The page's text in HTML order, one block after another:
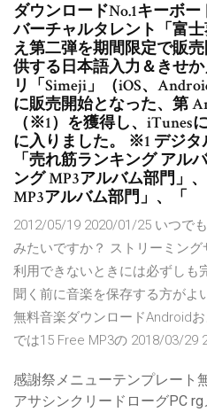
ダウンロードNo.1キーボー
バーチャルタレント「富
え第二弾を期間限定で販
供する日本語入力＆きせ
リ「Simeji」（iOS、
に販売開始となった、第
（※1）を獲得し、iTunes
に入りました。 ※1 デジ
「売れ筋ランキング アル
ング MP3アルバム部門」
MP3アルバム部門」、「
2012/05/19 2020/01/25 いつで
みたいですか？ ストリーミン
利用できないときには必ずしも
聞く前に音楽を保存する方がよ
無料音楽ダウンロードAndroid
では15 Free MP3の 2018/03/29
感謝祭メニューテンプレート
アサシンクリードローグPC